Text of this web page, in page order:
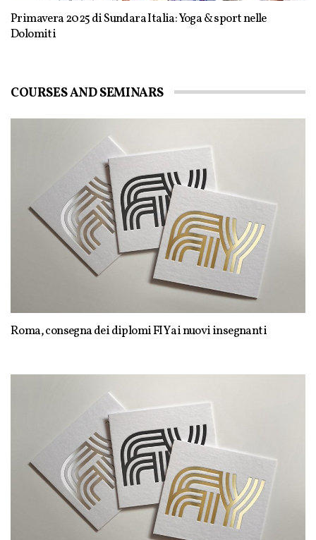
Primavera 2025 di Sundara Italia: Yoga & sport nelle
Dolomiti
COURSES AND SEMINARS
Roma, consegna dei diplomi FIY ai nuovi insegnanti